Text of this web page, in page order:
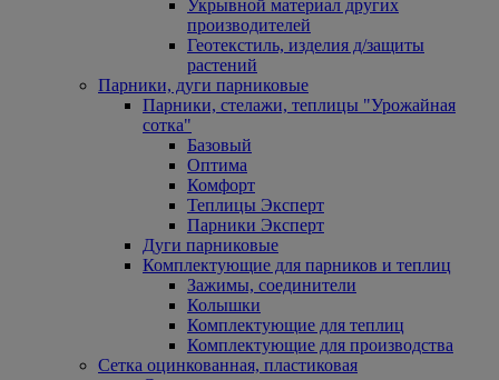
Укрывной материал других
производителей
Геотекстиль, изделия д/защиты
растений
Парники, дуги парниковые
Парники, стелажи, теплицы "Урожайная
сотка"
Базовый
Оптима
Комфорт
Теплицы Эксперт
Парники Эксперт
Дуги парниковые
Комплектующие для парников и теплиц
Зажимы, соединители
Колышки
Комплектующие для теплиц
Комплектующие для производства
Сетка оцинкованная, пластиковая